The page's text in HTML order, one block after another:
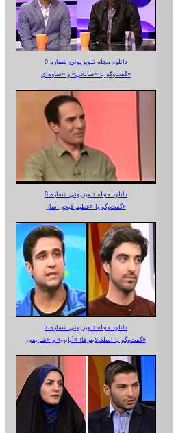
دانلود مجله تلویزیونی شماره 9
گفت‌وگو با «صالحی» و «ساوه‌ای»
دانلود مجله تلویزیونی شماره 8
گفت‌وگو با «عظیم قیچی ساز»
دانلود مجله تلویزیونی شماره 7
گفت‌وگو با اسلک‌لاینرها؛ «آبایی» و «شریفی»